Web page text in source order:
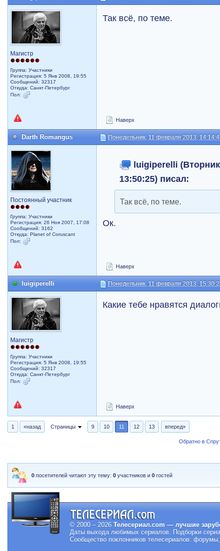
Магистр
Группа: Участники
Регистрация: 5 Янв 2008, 19:55
Сообщений: 32317
Откуда: Санкт-Петербург
Пол:
Так всё, по теме.
Наверх
Darth Romangus Понедельник, 11 февраля 2013,
Постоянный участник
Группа: Участники
Регистрация: 26 Ноя 2007, 17:08
Сообщений: 3162
Откуда: Planet of Coruscant
Пол:
luigiperelli
13:50:25) писал:
Так всё, по теме.
Ок.
Наверх
luigiperelli Понедельник, 11 февраля 2013,
Магистр
Группа: Участники
Регистрация: 5 Янв 2008, 19:55
Сообщений: 32317
Откуда: Санкт-Петербург
Пол:
Какие тебе нравятся
Наверх
1 «назад Страницы 9 10 11 12 13 вперед»
Обратно в
0 посетителей читают эту тему:0 участников и0 гостей
© 2000 – 2026 Телесериал.com — лучшие
Даты выхода любимых сериалов. Подборки
Сообщество поклонников телесериалов: